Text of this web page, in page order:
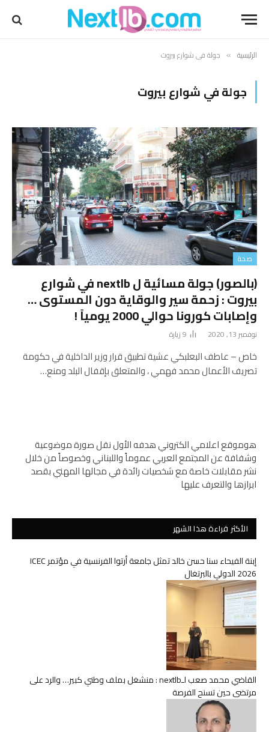
الرئيسية » جولة في شوارع بيروت
جولة في شوارع بيروت
صحة
(بالصور) جولة مسائية ل nextlb في شوارع
بيروت : زحمة سير والوقاية دون المستوى …
وإصابات كورونا حوالي 2000 يومياً !
نوفمبر 13, 2020 9زيارة
خاص – عاطف البعلبكي عشية تطبيق قرار وزير الداخلية في حكومة
تصريف الأعمال محمد فهمي ، والمتعلق بإقفال البلد ومنع…
هوموقع اعلامي الكتروني هدفه الأول نقل صورة موضوعية
وشفافة عن المجتمع العربي عموماً واللبناني وخصوصاً من خلال
نشر مقابلات خاصة مع شخصيات رائدة في مجالها المهني بقصد
ابرازها والتعرف عليها
الأكثر قراءة هذا الشهر
إبنة الفيحاء سنا حسن خالد تمثل جامعة أرتوا الفرنسية في مؤتمر ICEC
2026 الدولي بالبرتغال
القاضي محمد صعب لـnextlb : منشغل بملف وطني كبير… والرد على
مرتضى حين تسنح الفرصة